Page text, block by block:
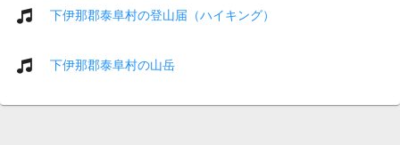
下伊那郡泰阜村の登山届（ハイキング）
下伊那郡泰阜村の山岳